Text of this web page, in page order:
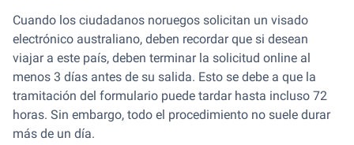
Cuando los ciudadanos noruegos solicitan un visado
electrónico australiano, deben recordar que si desean
viajar a este país, deben terminar la solicitud online al
menos 3 días antes de su salida. Esto se debe a que la
tramitación del formulario puede tardar hasta incluso 72
horas. Sin embargo, todo el procedimiento no suele durar
más de un día.